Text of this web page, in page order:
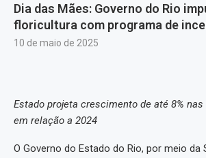
Dia das Mães: Governo do Rio
floricultura com programa de
10 de maio de 2025
Estado projeta crescimento de até 8%
em relação a 2024
O Governo do Estado do Rio, por meio da